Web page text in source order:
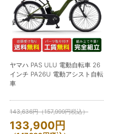
ヤマハ PAS ULU 電動自転車 26
インチ PA26U 電動アシスト自転
車
143,636円（157,999円税込）
133,900円